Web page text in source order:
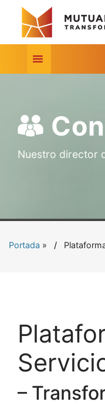
Nuestro director
Portada »
–